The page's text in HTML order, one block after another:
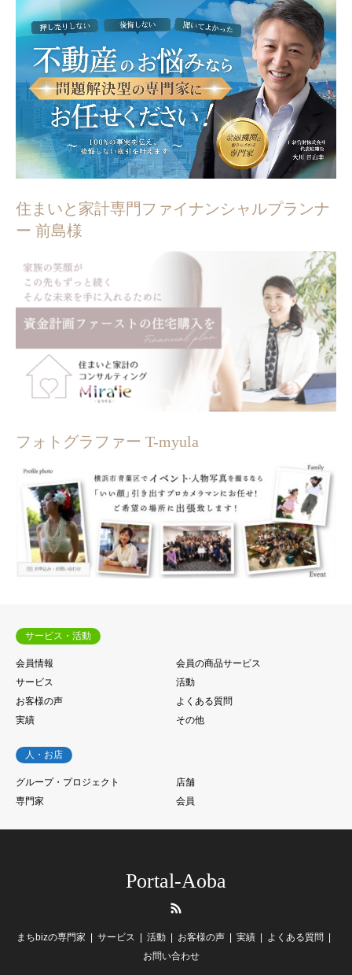
住まいと家計専門ファイナンシャルプランナ
ー 前島様
フォトグラファー T-myula
サービス・活動
会員情報
会員の商品サービス
サービス
活動
お客様の声
よくある質問
実績
その他
人・お店
グループ・プロジェクト
店舗
専門家
会員
Portal-Aoba
まちbizの専門家 サービス 活動 お客様の声 実績
よくある質問
お問い合わせ